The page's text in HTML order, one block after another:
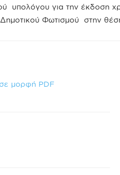
υπολόγου για την έκδοση
Φωτισμού στην
μορφή PDF